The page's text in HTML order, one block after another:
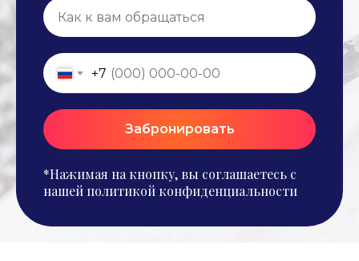
+7
Забронировать
*Нажимая на кнопку, вы соглашаетесь c
нашей политикой конфиденциальности